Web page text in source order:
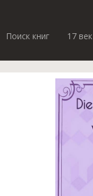
Поиск книг
17 век